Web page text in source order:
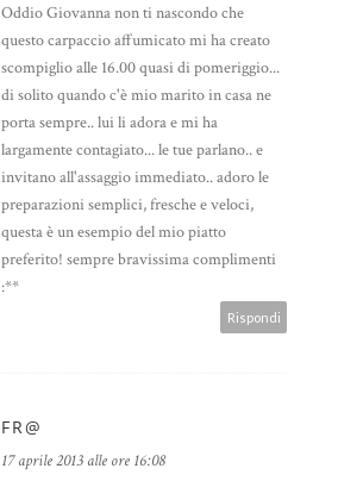
Oddio Giovanna non ti nascondo che
questo carpaccio affumicato mi ha creato
scompiglio alle 16.00 quasi di pomeriggio...
di solito quando c'è mio marito in casa ne
porta sempre.. lui li adora e mi ha
largamente contagiato... le tue parlano.. e
invitano all'assaggio immediato.. adoro le
preparazioni semplici, fresche e veloci,
questa è un esempio del mio piatto
preferito! sempre bravissima complimenti
:**
Rispondi
FR@
17 aprile 2013 alle ore 16:08